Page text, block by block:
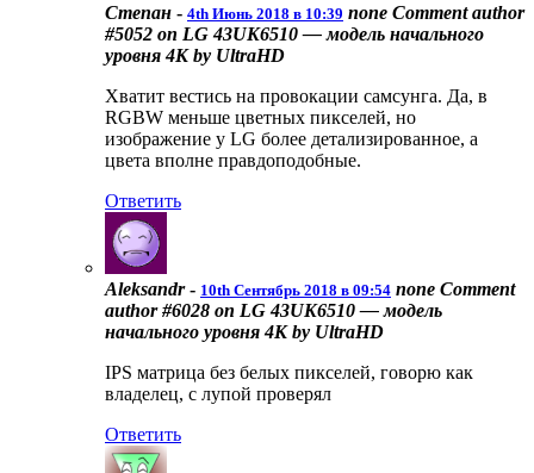
Степан - 4th Июнь 2018 в 10:39 none Comment author
#5052 on LG 43UK6510 — модель начального
уровня 4К by UltraHD
Хватит вестись на провокации самсунга. Да, в
RGBW меньше цветных пикселей, но
изображение у LG более детализированное, а
цвета вполне правдоподобные.
Ответить
Aleksandr - 10th Сентябрь 2018 в 09:54 none Comment
author #6028 on LG 43UK6510 — модель
начального уровня 4К by UltraHD
IPS матрица без белых пикселей, говорю как
владелец, с лупой проверял
Ответить